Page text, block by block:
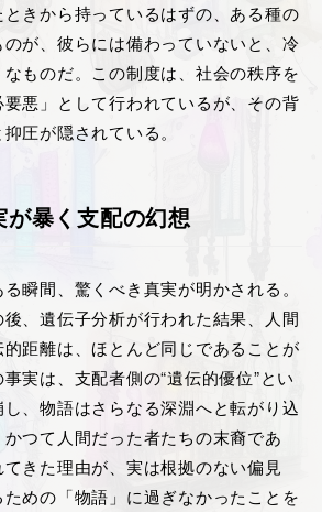
きから持っているはずの、ある種の
のが、彼らには備わっていないと、冷
ものだ。この制度は、社会の秩序を
悪」として行われているが、その背
圧が隠されている。
暴く支配の幻想
瞬間、驚くべき真実が明かされる。
、遺伝子分析が行われた結果、人間
距離は、ほとんど同じであることが
実は、支配者側の“遺伝的優位”とい
、物語はさらなる深淵へと転がり込
つて人間だった者たちの末裔であ
きた理由が、実は根拠のない偏見
めの「物語」に過ぎなかったことを